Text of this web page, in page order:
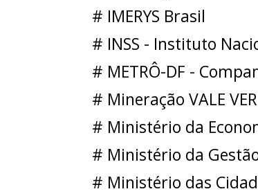
# IMERYS Brasil
# INSS - Instituto
# METRÔ-DF -
# Mineração VALE
# Ministério da
# Ministério da
# Ministério das